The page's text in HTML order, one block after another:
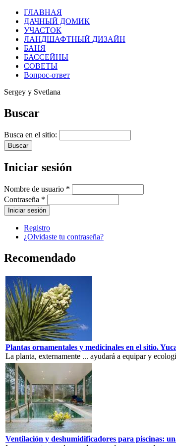
ГЛАВНАЯ
ДАЧНЫЙ ДОМИК
УЧАСТОК
ЛАНДШАФТНЫЙ ДИЗАЙН
БАНЯ
БАССЕЙНЫ
СОВЕТЫ
Вопрос-ответ
Sergey y Svetlana
Buscar
Busca en el sitio:
Iniciar sesión
Nombre de usuario *
Contraseña *
Registro
¿Olvidaste tu contraseña?
Recomendado
Plantas ornamentales y medicinales en el sitio.
La planta, externamente ... ayudará a equipar y
Ventilación y deshumidificadores para piscinas: